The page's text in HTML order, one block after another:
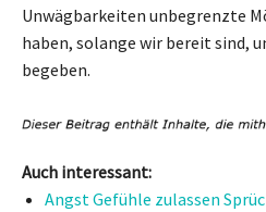
Unwägbarkeiten unbegrenzte
haben, solange wir bereit sind,
begeben.
Auch interessant:
Angst Gefühle zulassen